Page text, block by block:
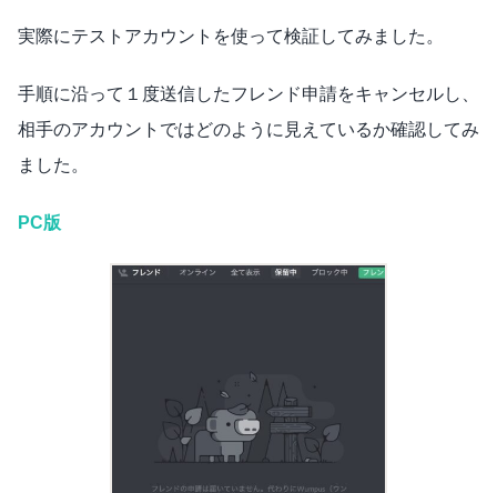
実際にテストアカウントを使って検証してみました。
手順に沿って１度送信したフレンド申請をキャンセルし、
相手のアカウントではどのように見えているか確認してみ
ました。
PC版